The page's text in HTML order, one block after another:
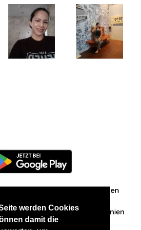
werden Cookies
damit die
Zuschriften/Erfahrungen
AGB Datenschutzrichtlinien